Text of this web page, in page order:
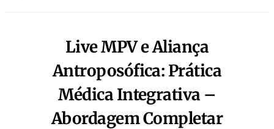
Live MPV e Aliança
Antroposófica: Prática
Médica Integrativa –
Abordagem Completar